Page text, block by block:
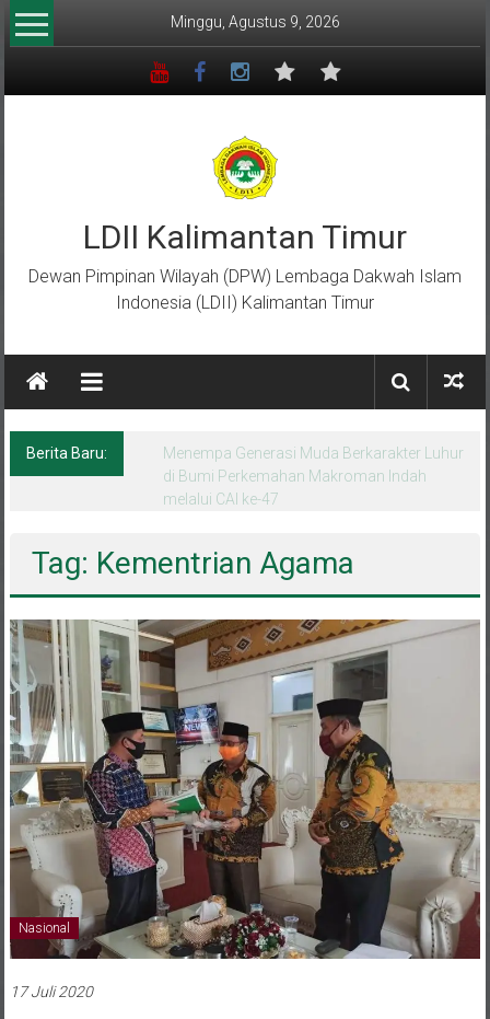
Lompat
ke
Minggu, Agustus 9, 2026
LDII Kalimantan Timur
Dewan Pimpinan Wilayah (DPW) Lembaga Dakwah Islam
Indonesia (LDII) Kalimantan Timur
Berita Baru:
Menempa Generasi Muda Berkarakter Luhur
di Bumi Perkemahan Makroman Indah
melalui CAI ke-47
Tag: Kementrian Agama
Nasional
17 Juli 2020